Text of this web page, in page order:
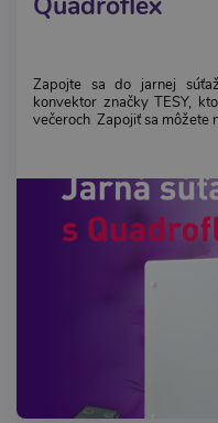
Zapojte sa do jarnej
konvektor značky TESY,
večeroch Zapojiť sa môžete